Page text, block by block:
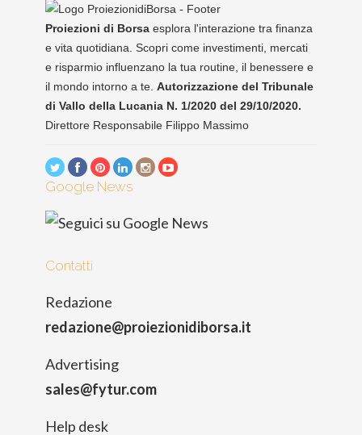
Proiezioni di Borsa esplora l'interazione tra finanza
e vita quotidiana. Scopri come investimenti, mercati
e risparmio influenzano la tua routine, il benessere e
il mondo intorno a te. Autorizzazione del Tribunale
di Vallo della Lucania N. 1/2020 del 29/10/2020.
Direttore Responsabile Filippo Massimo
Google News
Contatti
Redazione
redazione@proiezionidiborsa.it
Advertising
sales@fytur.com
Help desk